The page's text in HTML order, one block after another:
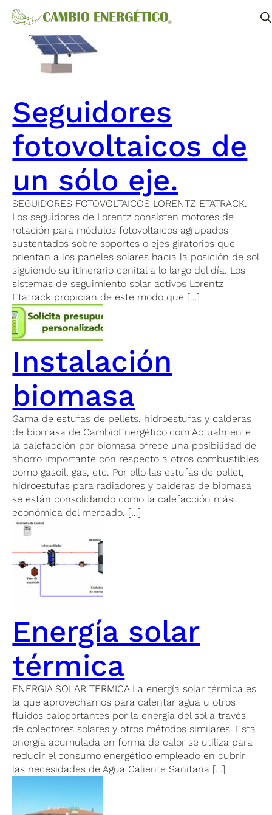
Seguidores
fotovoltaicos de
un sólo eje.
SEGUIDORES FOTOVOLTAICOS LORENTZ ETATRACK.
Los seguidores de Lorentz consisten motores de
rotación para módulos fotovoltaicos agrupados
sustentados sobre soportes o ejes giratorios que
orientan a los paneles solares hacia la posición de sol
siguiendo su itinerario cenital a lo largo del día. Los
sistemas de seguimiento solar activos Lorentz
Etatrack propician de este modo que […]
Instalación
biomasa
Gama de estufas de pellets, hidroestufas y calderas
de biomasa de CambioEnergético.com Actualmente
la calefacción por biomasa ofrece una posibilidad de
ahorro importante con respecto a otros combustibles
como gasoil, gas, etc. Por ello las estufas de pellet,
hidroestufas para radiadores y calderas de biomasa
se están consolidando como la calefacción más
económica del mercado. […]
Energía solar
térmica
ENERGIA SOLAR TERMICA La energía solar térmica es
la que aprovechamos para calentar agua u otros
fluidos caloportantes por la energía del sol a través
de colectores solares y otros métodos similares. Esta
energía acumulada en forma de calor se utiliza para
reducir el consumo energético empleado en cubrir
las necesidades de Agua Caliente Sanitaria […]